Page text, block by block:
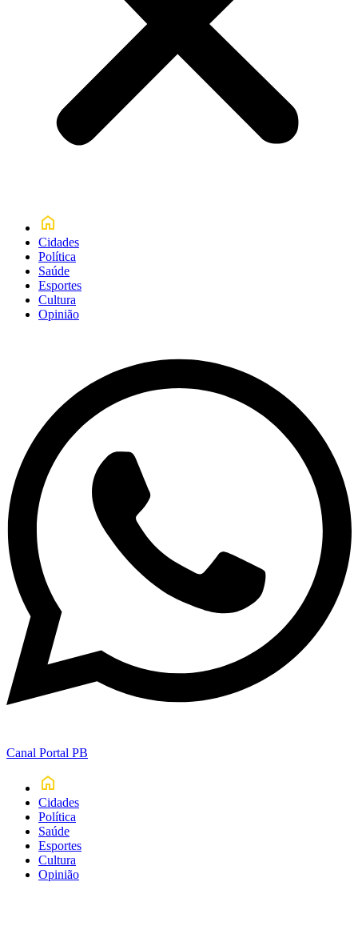
Cidades
Política
Saúde
Esportes
Cultura
Opinião
Canal Portal PB
Cidades
Política
Saúde
Esportes
Cultura
Opinião